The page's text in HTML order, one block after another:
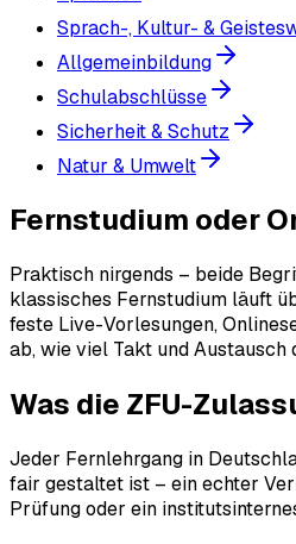
Sprach-, Kultur- &
Allgemeinbildung
Schulabschlüsse
Sicherheit & Schutz
Natur & Umwelt
Fernstudium oder
Praktisch nirgends – beide
klassisches Fernstudium läuft
feste Live-Vorlesungen,
ab, wie viel Takt und
Was die ZFU-
Jeder Fernlehrgang in
fair gestaltet ist – ein echter
Prüfung oder ein